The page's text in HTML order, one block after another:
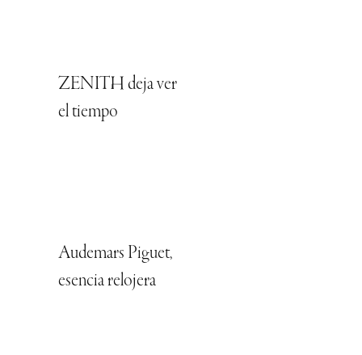
ZENITH deja ver
el tiempo
Audemars Piguet,
esencia relojera